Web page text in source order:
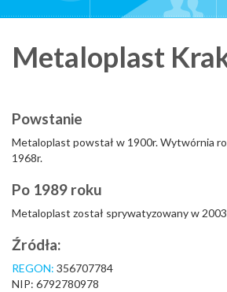
Metaloplast
Powstanie
Metaloplast powstał w 1900r. Wytwórnia
1968r.
Po 1989 roku
Metaloplast został sprywatyzowany w
Źródła:
REGON: 356707784
NIP: 6792780978